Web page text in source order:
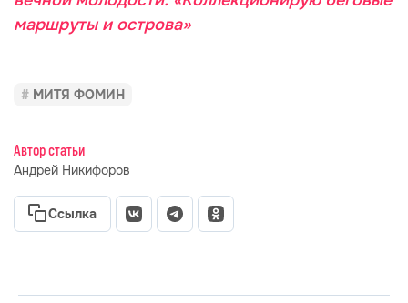
маршруты и острова»
МИТЯ ФОМИН
Автор статьи
Андрей Никифоров
Ссылка